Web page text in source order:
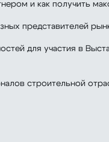
и как получить
представителей
для участия в
строительной